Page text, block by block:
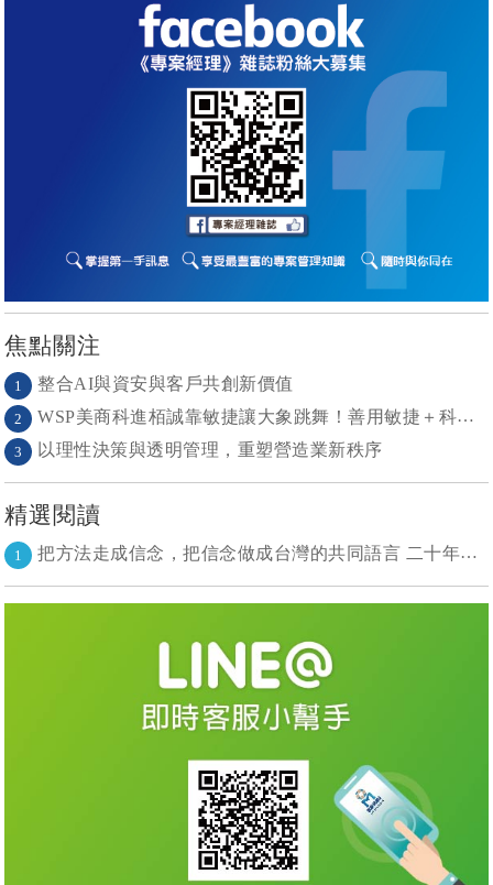
焦點關注
1 整合AI與資安與客戶共創新價值
2 WSP美商科進栢誠靠敏捷讓大象跳舞！善用敏捷＋科技力， 大型工程也能快速迭代
3 以理性決策與透明管理，重塑營造業新秩序
精選閱讀
1 把方法走成信念，把信念做成台灣的共同語言 二十年志業，陪伴台灣走過專案管理與敏捷轉型